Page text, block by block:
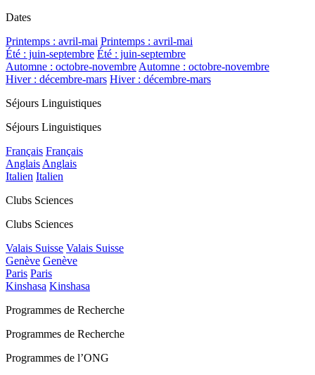
Dates
Printemps : avril-mai Printemps : avril-mai
Été : juin-septembre Été : juin-septembre
Automne : octobre-novembre Automne : octobre-novembre
Hiver : décembre-mars Hiver : décembre-mars
Séjours Linguistiques
Séjours Linguistiques
Français Français
Anglais Anglais
Italien Italien
Clubs Sciences
Clubs Sciences
Valais Suisse Valais Suisse
Genève Genève
Paris Paris
Kinshasa Kinshasa
Programmes de Recherche
Programmes de Recherche
Programmes de l’ONG